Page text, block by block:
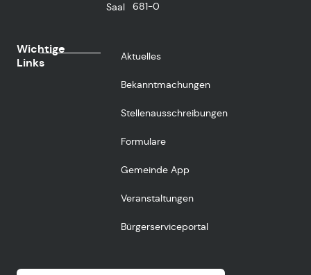
Saal
681-0
Wichtige
Links
Aktuelles
Bekanntmachungen
Stellenausschreibungen
Formulare
Gemeinde App
Veranstaltungen
Bürgerserviceportal